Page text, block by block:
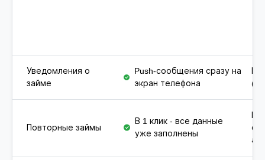
Уведомления о
займе
Push-сообщения сразу на
экран телефона
Повторные займы
В 1 клик - все данные
уже заполнены